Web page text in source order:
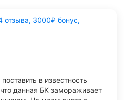
отзыва, 3000₽ бонус,
в известность
что данная БК замораживает